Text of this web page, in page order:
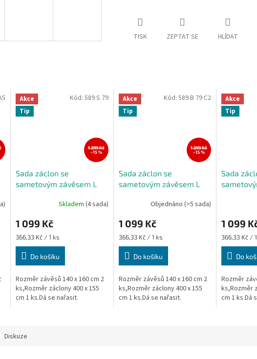
TISK ZEPTAT SE HLÍDAT
Akce
Tip
1 299 Kč
–15 %
Sada záclon se
sametovým závěsem L
Skladem (4 sada)
1 099 Kč
Měrná
cena:
366,33 Kč / 1 ks
Do košíku
Rozměr závěsů 140 x 160 cm 2
ks,Rozměr záclony 400 x 155
cm 1 ks.Dá se nařasit.
Kód: 589 S 79
Akce
Tip
1 299 Kč
–15 %
Sada záclon se
sametovým závěsem L
Objednáno(>5 sada)
1 099 Kč
Měrná
cena:
366,33 Kč / 1 ks
Do košíku
Rozměr závěsů 140 x 160 cm 2
ks,Rozměr záclony 400 x 155
cm 1 ks.Dá se nařasit.
Kód:589 B 79 C2
Akce
Tip
Sada
589
1 099
Měrná
cena:
366,33 Kč /
Do
Rozměr
ks,Rozměr
cm 1 ks.Dá
Diskuze